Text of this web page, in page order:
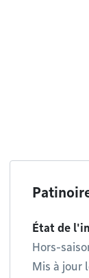
État de
Hors-
Mis à jour